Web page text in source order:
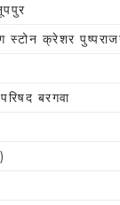
क्रेशर
बरगवा